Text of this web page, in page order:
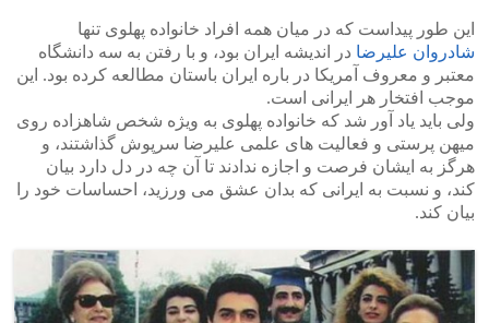
این طور پیداست که در میان همه افراد خانواده پهلوی تنها
شادروان علیرضا در اندیشه ایران بود، و با رفتن به سه دانشگاه
معتبر و معروف آمریکا در باره ایران باستان مطالعه کرده بود. این
موجب افتخار هر ایرانی است.
ولی باید یاد آور شد که خانواده پهلوی به ویژه شخص شاهزاده روی
میهن پرستی و فعالیت های علمی علیرضا سرپوش گذاشتند، و
هرگز به ایشان فرصت و اجازه ندادند تا آن چه در دل دارد بیان
کند، و نسبت به ایرانی که بدان عشق می ورزید، احساسات خود را
بیان کند.